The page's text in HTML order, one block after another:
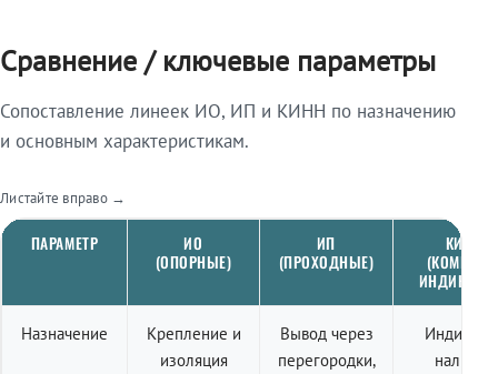
Сравнение / ключевые параметры
Сопоставление линеек ИО, ИП и КИНН по назначению
и основным характеристикам.
Листайте вправо →
ПАРАМЕТР
ИО
(ОПОРНЫЕ)
ИП
(ПРОХОДНЫЕ)
КИНН
Назначение
Крепление и
изоляция
Вывод через
перегородки,
наличия